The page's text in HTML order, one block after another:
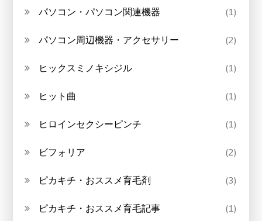
パソコン・パソコン関連機器 (1)
パソコン周辺機器・アクセサリー (2)
ヒックスミノキシジル (1)
ヒット曲 (1)
ヒロインセクシーピンチ (1)
ビフォリア (2)
ピカキチ・おススメ育毛剤 (3)
ピカキチ・おススメ育毛記事 (1)